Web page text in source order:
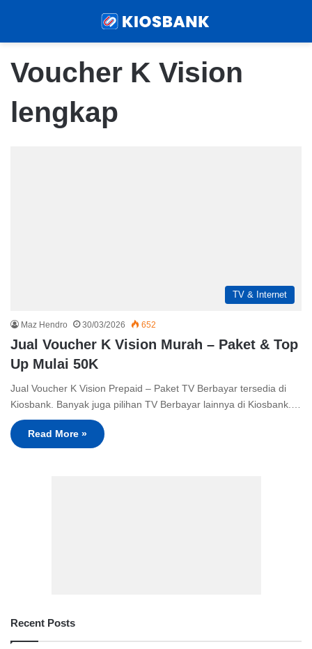
Voucher K Vision
lengkap
TV & Internet
Maz Hendro 30/03/2026 652
Jual Voucher K Vision Murah – Paket & Top
Up Mulai 50K
Jual Voucher K Vision Prepaid – Paket TV Berbayar tersedia di
Kiosbank. Banyak juga pilihan TV Berbayar lainnya di Kiosbank.…
Read More »
Recent Posts